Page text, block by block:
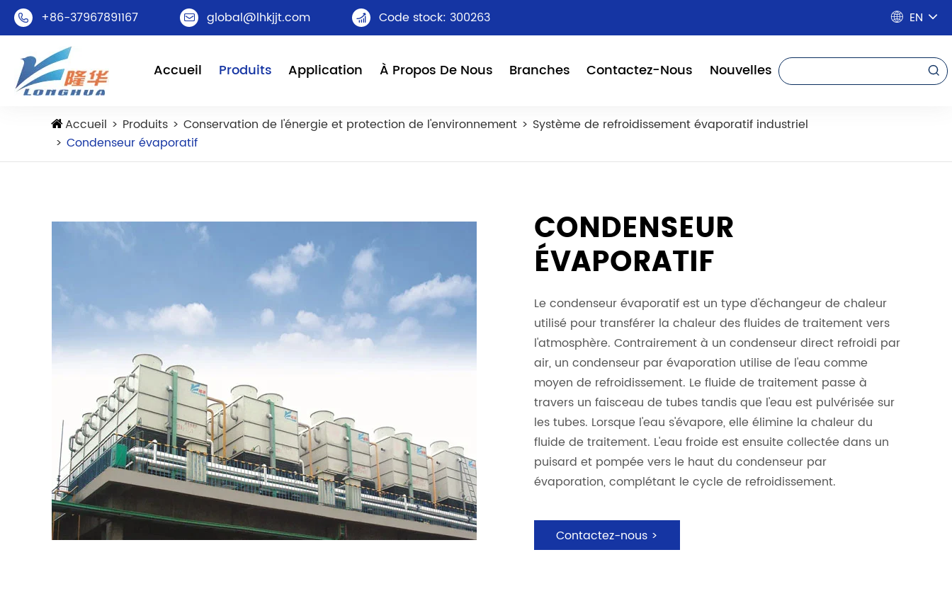
 +86-37967891167  global@lhkjjt.com  Code stock: 300263  EN
Accueil Produits Application À Propos De Nous Branches Contactez-Nous Nouvelles 
Accueil Produits Conservation de l'énergie et protection de l'environnement
Système de refroidissement évaporatif industriel
Condenseur évaporatif
CONDENSEUR
ÉVAPORATIF
Le condenseur évaporatif est un type d'échangeur de chaleur
utilisé pour transférer la chaleur des fluides de traitement vers
l'atmosphère. Contrairement à un condenseur direct refroidi par
air, un condenseur par évaporation utilise de l'eau comme
moyen de refroidissement. Le fluide de traitement passe à
travers un faisceau de tubes tandis que l'eau est pulvérisée sur
les tubes. Lorsque l'eau s'évapore, elle élimine la chaleur du
fluide de traitement. L'eau froide est ensuite collectée dans un
puisard et pompée vers le haut du condenseur par
évaporation, complétant le cycle de refroidissement.
Contactez-nous >